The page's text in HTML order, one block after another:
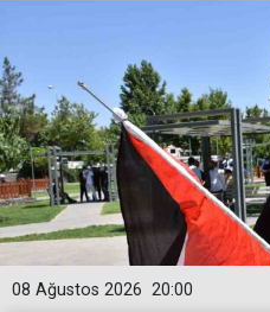
20:00
08 Ağustos 2026